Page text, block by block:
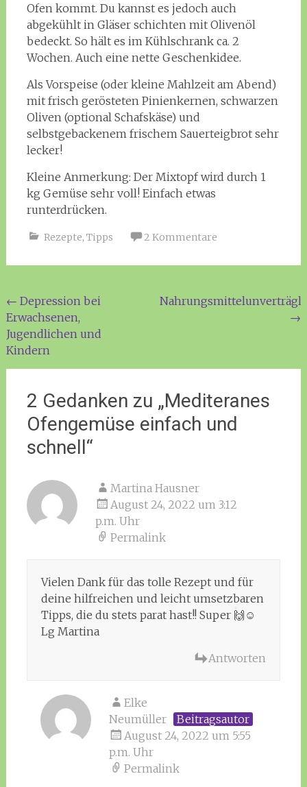
Ofen kommt. Du kannst es jedoch auch
abgekühlt in Gläser schichten mit Olivenöl
bedeckt. So hält es im Kühlschrank ca. 2
Wochen. Auch eine nette Geschenkidee.
Als Vorspeise (oder kleine Mahlzeit am Abend)
mit frisch gerösteten Pinienkernen, schwarzen
Oliven (optional Schafskäse) und
selbstgebackenem frischem Sauerteigbrot sehr
lecker!
Kleine Anmerkung: Der Mixtopf wird durch 1
kg Gemüse sehr voll! Einfach etwas
runterdrücken.
Rezepte, Tipps 2 Kommentare
Beitragsnavigation
← Depression bei
Erwachsenen,
Jugendlichen und
Kindern
→
2 Gedanken zu „Mediteranes
Ofengemüse einfach und
schnell “
Martina Hausner
August 24, 2022 um 3:12
p.m. Uhr
Permalink
Vielen Dank für das tolle Rezept und für
deine hilfreichen und leicht umsetzbaren
Tipps, die du stets parat hast!! Super 🙌☺️
Lg Martina
Antworten
Elke
Neumüller
Beitragsautor
August 24, 2022 um 5:55
p.m. Uhr
Permalink